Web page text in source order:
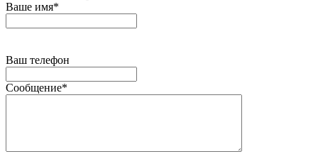
Ваше имя*
Ваш телефон
Сообщение*